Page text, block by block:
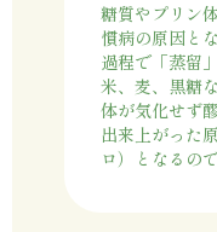
糖質やプリン
慣病の原因と
過程で「蒸留
米、麦、黒糖
体が気化せず
出来上がった
ロ）となるので